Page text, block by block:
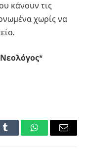
κάνουν τις
χωρίς να
Tumblr WhatsAppEmail